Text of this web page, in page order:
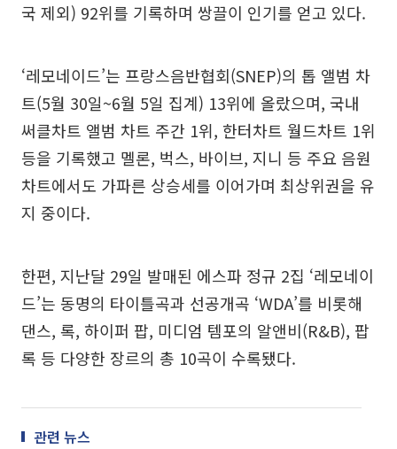
국 제외) 92위를 기록하며 쌍끌이 인기를 얻고 있다.
‘레모네이드’는 프랑스음반협회(SNEP)의 톱 앨범 차
트(5월 30일~6월 5일 집계) 13위에 올랐으며, 국내
써클차트 앨범 차트 주간 1위, 한터차트 월드차트 1위
등을 기록했고 멜론, 벅스, 바이브, 지니 등 주요 음원
차트에서도 가파른 상승세를 이어가며 최상위권을 유
지 중이다.
한편, 지난달 29일 발매된 에스파 정규 2집 ‘레모네이
드’는 동명의 타이틀곡과 선공개곡 ‘WDA’를 비롯해
댄스, 록, 하이퍼 팝, 미디엄 템포의 알앤비(R&B), 팝
록 등 다양한 장르의 총 10곡이 수록됐다.
관련 뉴스